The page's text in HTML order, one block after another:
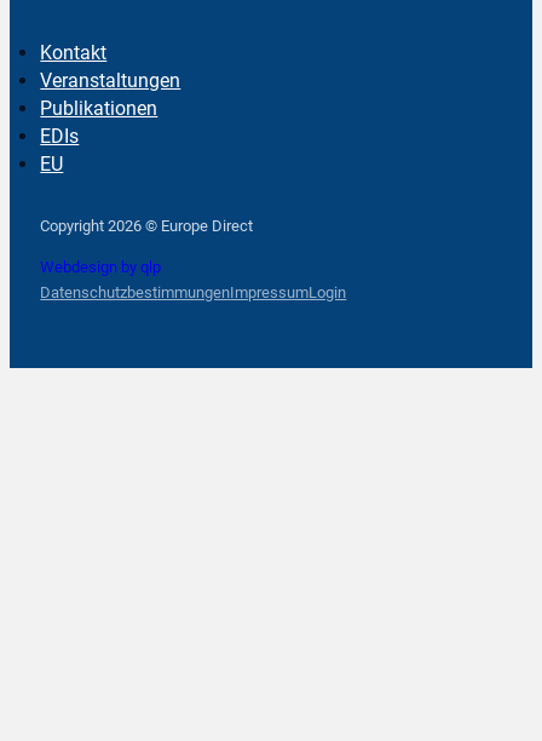
Kontakt
Veranstaltungen
Publikationen
EDIs
EU
Copyright 2026 © Europe Direct
Webdesign by qlp
DatenschutzbestimmungenImpressumLogin